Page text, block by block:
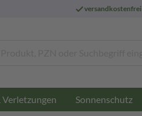
versandkostenfrei
Verletzungen Sonnenschutz